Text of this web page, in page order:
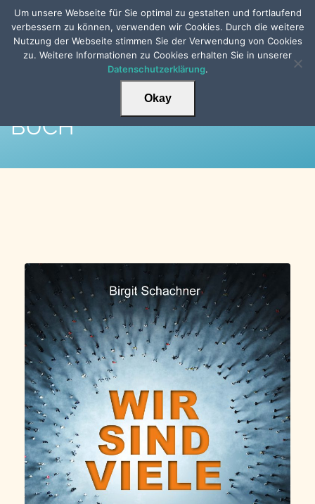
BUCH
Um unsere Webseite für Sie optimal zu gestalten und fortlaufend
verbessern zu können, verwenden wir Cookies. Durch die weitere
Nutzung der Webseite stimmen Sie der Verwendung von Cookies
zu. Weitere Informationen zu Cookies erhalten Sie in unserer
Datenschutzerklärung.
Okay